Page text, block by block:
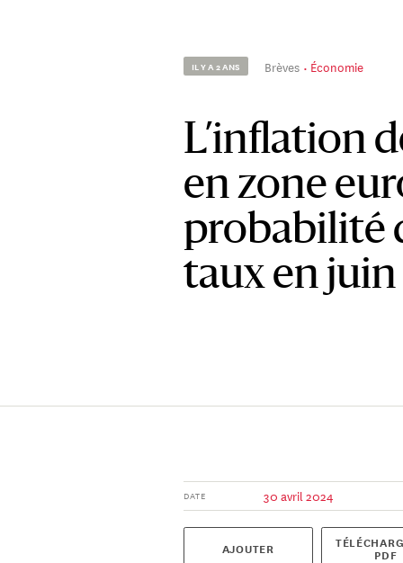
IL Y A 2 ANS Brèves Économie
L’inflation
en zone
probabilité
taux en juin
DATE 30 avril 2024
AJOUTER PDF